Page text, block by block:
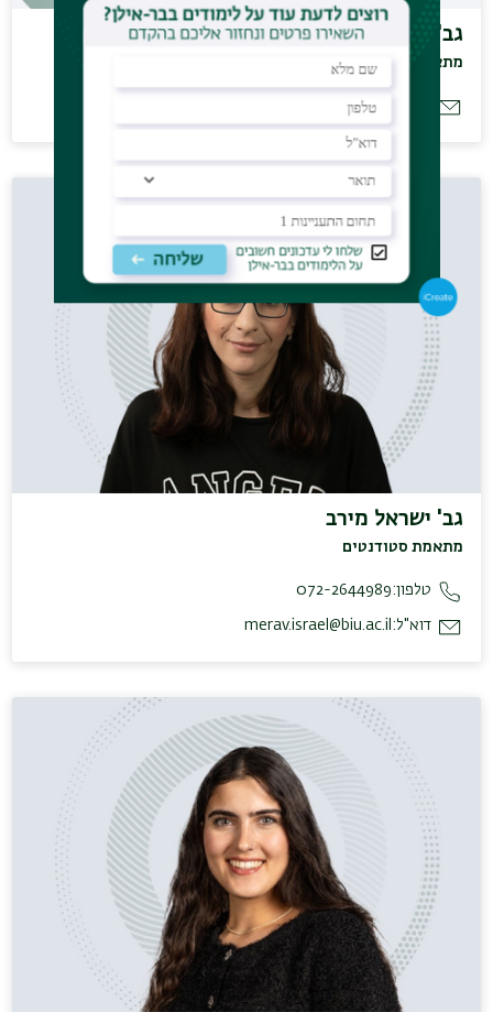
גב' יפרח ביטון רונית
מתאמת רו"ם גליל ואילנות
ronit.ifrah-biton@biu.ac.il
גב' ישראל מירב
מתאמת סטודנטים
טלפון:072-2644989
דוא"ל: merav.israel@biu.ac.il